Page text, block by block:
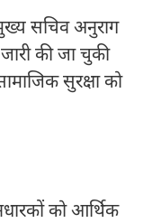
सचिव अनुराग
की जा चुकी
सुरक्षा को
को आर्थिक